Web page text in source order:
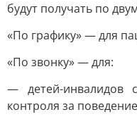
будут получать по
«По графику» — для
«По звонку» — для:
— детей-инвалидов
контроля за